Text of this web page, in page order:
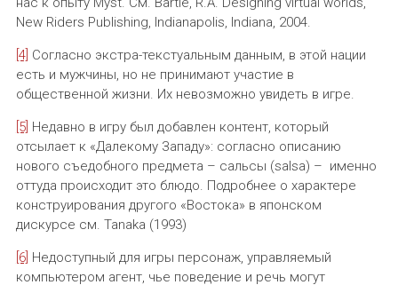
New Riders Publishing, Indianapolis, Indiana, 2004.
[4] Согласно экстра-текстуальным данным, в этой нации
есть и мужчины, но не принимают участие в
общественной жизни. Их невозможно увидеть в игре.
[5] Недавно в игру был добавлен контент, который
отсылает к «Далекому Западу»: согласно описанию
нового съедобного предмета – сальсы (salsa) – именно
оттуда происходит это блюдо. Подробнее о характере
конструирования другого «Востока» в японском
дискурсе см. Tanaka (1993)
[6] Недоступный для игры персонаж, управляемый
компьютером агент, чье поведение и речь могут